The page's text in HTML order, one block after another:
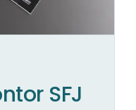
SFJ